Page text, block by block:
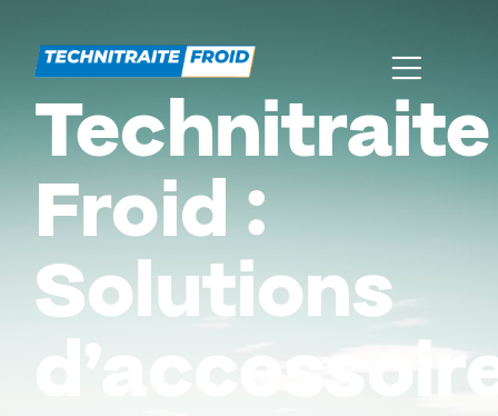
Technitraite
Froid :
Solutions